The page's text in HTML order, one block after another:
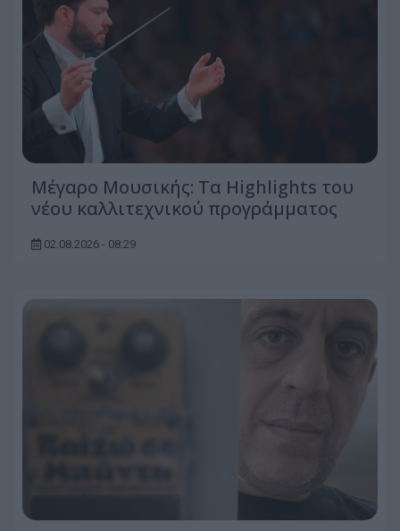
Μέγαρο Μουσικής: Τα Highlights του
νέου καλλιτεχνικού προγράμματος
02.08.2026 - 08:29